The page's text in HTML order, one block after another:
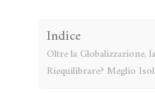
Indice
Oltre la Globalizzazione,
Riequilibrare? Meglio